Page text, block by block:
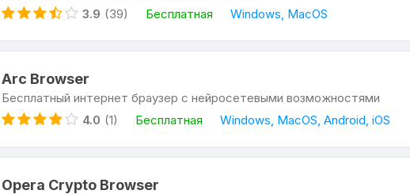
3.9 (39) Бесплатная Windows, MacOS
Arc Browser
Бесплатный интернет браузер с нейросетевыми возможностями
4.0 (1) Бесплатная Windows, MacOS, Android, iOS
Opera Crypto Browser